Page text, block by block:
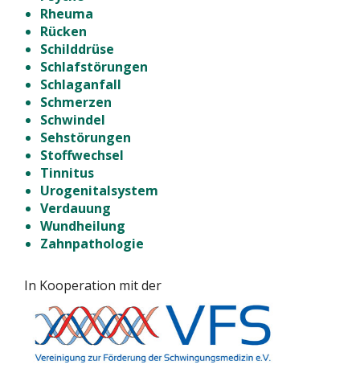
Rheuma
Rücken
Schilddrüse
Schlafstörungen
Schlaganfall
Schmerzen
Schwindel
Sehstörungen
Stoffwechsel
Tinnitus
Urogenitalsystem
Verdauung
Wundheilung
Zahnpathologie
In Kooperation mit der